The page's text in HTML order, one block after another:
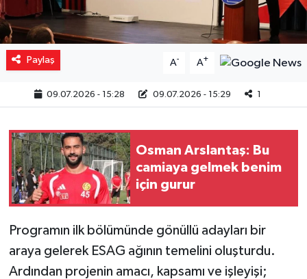
Paylaş A- A+
09.07.2026 - 15:28 09.07.2026 - 15:29 1
Osman Arslantaş: Bu
camiaya gelmek benim
için gurur
Programın ilk bölümünde gönüllü adayları bir
araya gelerek ESAG ağının temelini oluşturdu.
Ardından projenin amacı, kapsamı ve işleyişi;